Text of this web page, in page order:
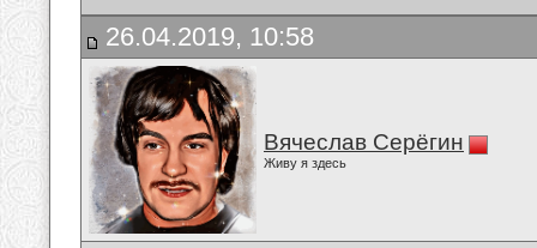
26.04.2019, 10:58
Вячеслав Серёгин
Живу я здесь